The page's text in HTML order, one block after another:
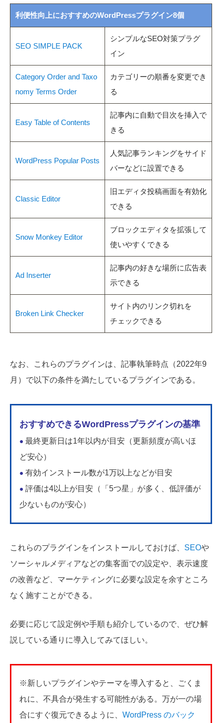
利便性向上におすすめのWordPressプラグイン8個
SEO SIMPLE PACK
シンプルなSEO対策プラグ
イン
Category Order and Taxo
nomy Terms Order
カテゴリーの順番を変更でき
る
Easy Table of Contents
記事内に自動で目次を挿入で
きる
WordPress Popular Posts
人気記事ランキングをサイド
バーなどに設置できる
Classic Editor
旧エディタ投稿画面を有効化
できる
Snow Monkey Editor
ブロックエディタを拡張して
使いやすくできる
Ad Inserter
記事内の好きな場所に広告表
示できる
Broken Link Checker
サイト内のリンク切れを
チェックできる
なお、これらのプラグインは、記事執筆時点（2022年9
月）で以下の条件を満たしているプラグインである。
おすすめできるWordPressプラグインの基準
● 最終更新日は1年以内が目安（更新頻度が高いほ
ど安心）
● 有効インストール数が1万以上などが目安
● 評価は4以上が目安（「5つ星」が多く、低評価が
少ないものが安心）
これらのプラグインをインストールしておけば、 SEOや
ソーシャルメディアなどの集客面での設定や、表示速度
の改善など、マーケティングに必要な設定を余すところ
なく施すことができる。
必要に応じて設定例や手順も紹介しているので、ぜひ解
説している通りに導入してみてほしい。
※新しいプラグインやテーマを導入すると、ごくま
れに、不具合が発生する可能性がある。万が一の場
合にすぐ復元できるように、 WordPress のバック